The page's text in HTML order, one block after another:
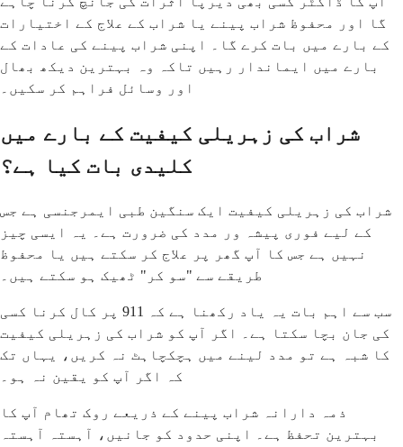
گا اور محفوظ شراب پینے یا شراب کے علاج کے اختیارات
کے بارے میں بات کرے گا۔ اپنی شراب پینے کی عادات کے
بارے میں ایماندار رہیں تاکہ وہ بہترین دیکھ بھال
اور وسائل فراہم کر سکیں۔
شراب کی زہریلی کیفیت کے بارے میں
کلیدی بات کیا ہے؟
شراب کی زہریلی کیفیت ایک سنگین طبی ایمرجنسی ہے جس
کے لیے فوری پیشہ ور مدد کی ضرورت ہے۔ یہ ایسی چیز
نہیں ہے جس کا آپ گھر پر علاج کر سکتے ہیں یا محفوظ
طریقے سے "سو کر" ٹھیک ہو سکتے ہیں۔
سب سے اہم بات یہ یاد رکھنا ہے کہ 911 پر کال کرنا کسی
کی جان بچا سکتا ہے۔ اگر آپ کو شراب کی زہریلی کیفیت
کا شبہ ہے تو مدد لینے میں ہچکچاہٹ نہ کریں، یہاں تک
کہ اگر آپ کو یقین نہ ہو۔
ذمہ دارانہ شراب پینے کے ذریعے روک تھام آپ کا
بہترین تحفظ ہے۔ اپنی حدود کو جانیں، آہستہ آہستہ